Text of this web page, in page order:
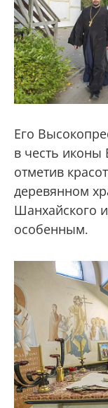
Его
в честь иконы
отметив
деревянном
Шанхайского
особенным.